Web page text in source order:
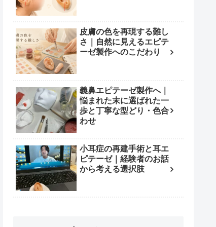
皮膚の色を再現する難し
さ｜自然に見えるエピテ
ーゼ製作へのこだわり
義鼻エピテーゼ製作へ｜
悩まれた末に選ばれた一
歩と丁寧な型どり・色合
わせ
小耳症の再建手術と耳エ
ピテーゼ｜経験者のお話
から考える選択肢